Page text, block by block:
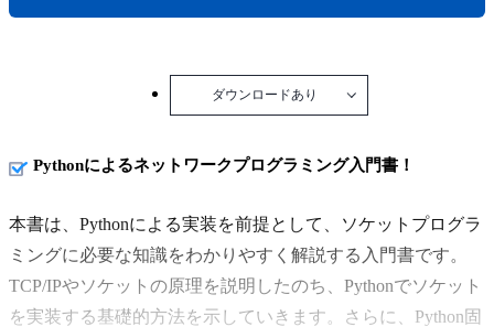
ダウンロードあり
Pythonによるネットワークプログラミング入門書！
本書は、Pythonによる実装を前提として、ソケットプログラ
ミングに必要な知識をわかりやすく解説する入門書です。
TCP/IPやソケットの原理を説明したのち、Pythonでソケット
を実装する基礎的方法を示していきます。さらに、Python固